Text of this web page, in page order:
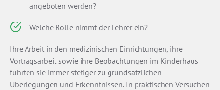
angeboten werden?
Welche Rolle nimmt der Lehrer ein?
Ihre Arbeit in den medizinischen Einrichtungen, ihre
Vortragsarbeit sowie ihre Beobachtungen im Kinderhaus
führten sie immer stetiger zu grundsätzlichen
Überlegungen und Erkenntnissen. In praktischen Versuchen